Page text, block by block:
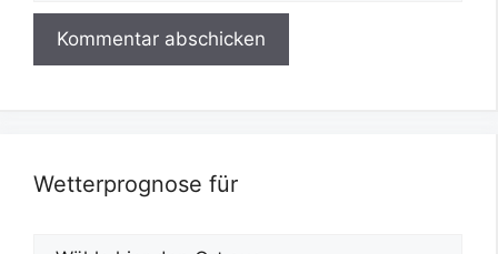
Wetterprognose für